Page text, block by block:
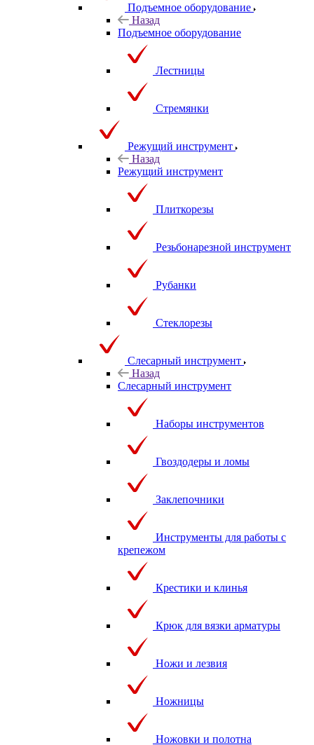
Подъемное оборудование
Назад
Подъемное оборудование
Лестницы
Стремянки
Режущий инструмент
Назад
Режущий инструмент
Плиткорезы
Резьбонарезной инструмент
Рубанки
Стеклорезы
Слесарный инструмент
Назад
Слесарный инструмент
Наборы инструментов
Гвоздодеры и ломы
Заклепочники
Инструменты для работы с
крепежом
Крестики и клинья
Крюк для вязки арматуры
Ножи и лезвия
Ножницы
Ножовки и полотна